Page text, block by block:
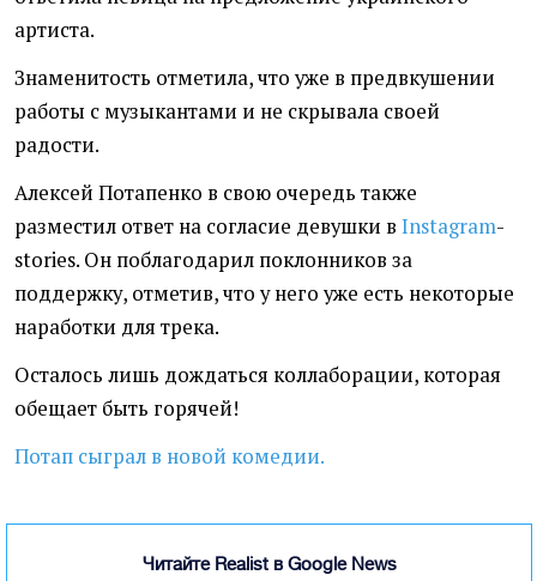
артиста.
Знаменитость отметила, что уже в предвкушении
работы с музыкантами и не скрывала своей
радости.
Алексей Потапенко в свою очередь также
разместил ответ на согласие девушки в Instagram-
stories. Он поблагодарил поклонников за
поддержку, отметив, что у него уже есть некоторые
наработки для трека.
Осталось лишь дождаться коллаборации, которая
обещает быть горячей!
Потап сыграл в новой комедии.
Читайте Realist в Google News